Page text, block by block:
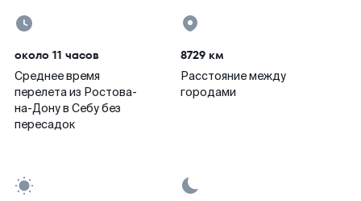
около 11 часов
Среднее время
перелета из Ростова-
на-Дону в Себу без
пересадок
8729 км
Расстояние между
городами